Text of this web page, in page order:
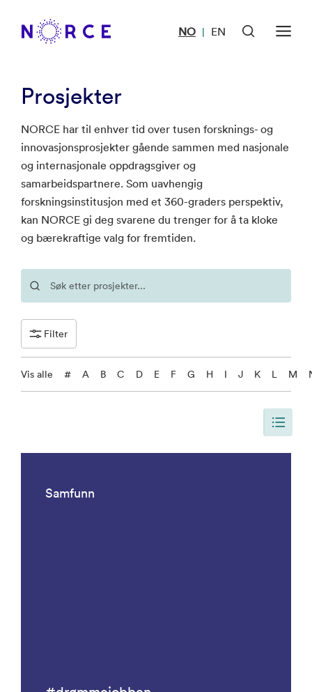
NO | EN
Prosjekter
NORCE har til enhver tid over tusen forsknings- og
innovasjonsprosjekter gående sammen med nasjonale
og internasjonale oppdragsgiver og
samarbeidspartnere. Som uavhengig
forskningsinstitusjon med et 360-graders perspektiv,
kan NORCE gi deg svarene du trenger for å ta kloke
og bærekraftige valg for fremtiden.
Filter
Vis alle # A B C D E F G H I J K L M
Samfunn